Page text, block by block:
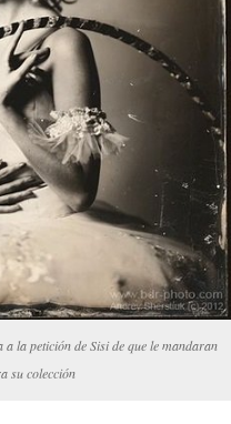
la petición de Sisi de que le mandaran
su colección